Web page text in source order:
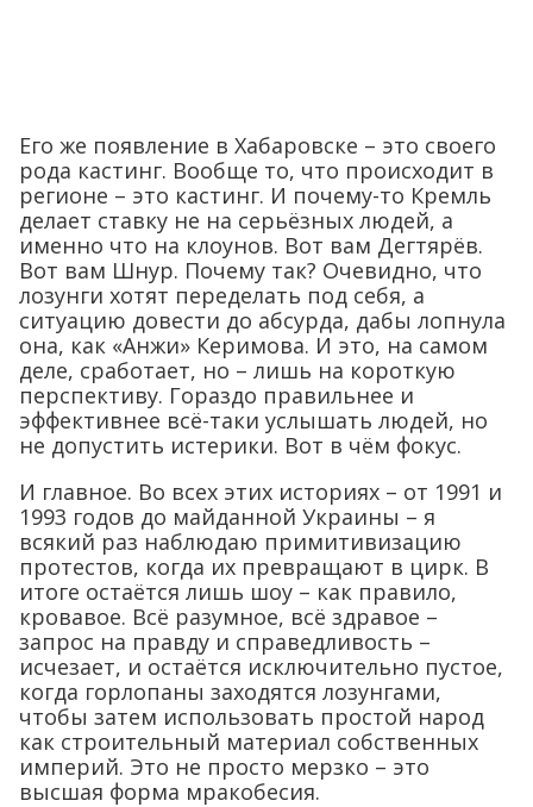
Его же появление в Хабаровске – это своего
рода кастинг. Вообще то, что происходит в
регионе – это кастинг. И почему-то Кремль
делает ставку не на серьёзных людей, а
именно что на клоунов. Вот вам Дегтярёв.
Вот вам Шнур. Почему так? Очевидно, что
лозунги хотят переделать под себя, а
ситуацию довести до абсурда, дабы лопнула
она, как «Анжи» Керимова. И это, на самом
деле, сработает, но – лишь на короткую
перспективу. Гораздо правильнее и
эффективнее всё-таки услышать людей, но
не допустить истерики. Вот в чём фокус.
И главное. Во всех этих историях – от 1991 и
1993 годов до майданной Украины – я
всякий раз наблюдаю примитивизацию
протестов, когда их превращают в цирк. В
итоге остаётся лишь шоу – как правило,
кровавое. Всё разумное, всё здравое –
запрос на правду и справедливость –
исчезает, и остаётся исключительно пустое,
когда горлопаны заходятся лозунгами,
чтобы затем использовать простой народ
как строительный материал собственных
империй. Это не просто мерзко – это
высшая форма мракобесия.